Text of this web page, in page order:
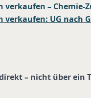
verkaufen – Chemie-
verkaufen: UG nach
– nicht über ein